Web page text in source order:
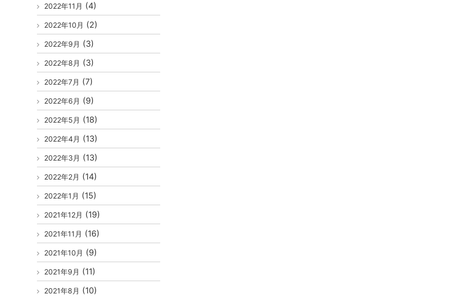
2022年11月 (4)
2022年10月 (2)
2022年9月 (3)
2022年8月 (3)
2022年7月 (7)
2022年6月 (9)
2022年5月 (18)
2022年4月 (13)
2022年3月 (13)
2022年2月 (14)
2022年1月 (15)
2021年12月 (19)
2021年11月 (16)
2021年10月 (9)
2021年9月 (11)
2021年8月 (10)